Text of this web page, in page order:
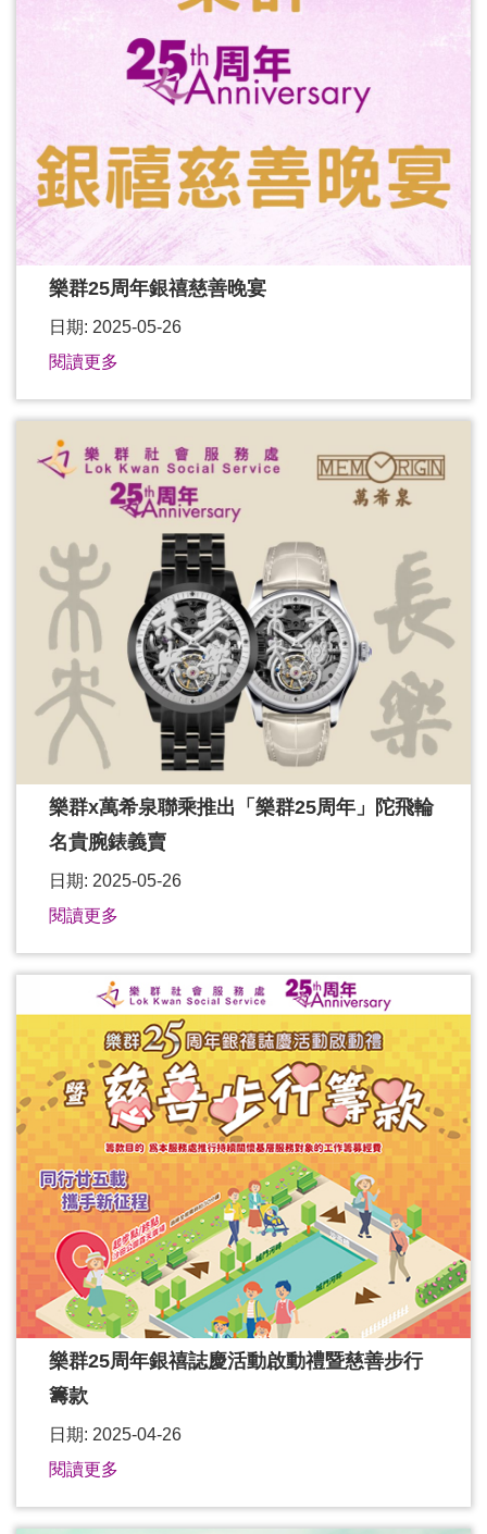
樂群25周年銀禧慈善晚宴
日期: 2025-05-26
閱讀更多
樂群x萬希泉聯乘推出「樂群25周年」陀飛輪
名貴腕錶義賣
日期: 2025-05-26
閱讀更多
樂群25周年銀禧誌慶活動啟動禮暨慈善步行
籌款
日期: 2025-04-26
閱讀更多